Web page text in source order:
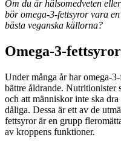
Om du är hälsomedveten
bör omega-3-fettsyror vara
bästa veganska källorna?
Omega-3-fettsyror
Under många år har omega-
bättre åldrande. Nutritionister
och att människor inte ska
dåliga. Dessa är ett av de
fettsyror är en grupp
av kroppens funktioner.